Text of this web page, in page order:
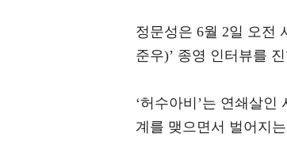
정문성은 6월 2일 오전
준우)’ 종영 인터뷰를
‘허수아비’는 연쇄살
계를 맺으면서 벌어지